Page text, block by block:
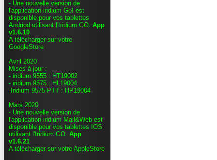
- Une nouvelle version de
l'application iridium Go! est
disponible pour vos tablettes
Andriod utilisant l'Iridium GO. App
v1.6.10
A télécharger sur votre
GoogleStore
Avril 2020
Mises à jour :
- iridium 9555 : HT19002
- iridium 9575 : HL19004
-Iridium 9575 PTT : HP19004
Mars 2020
- Une nouvelle version de
l'application iridium Mail&Web est
disponible pour vos tablettes IOS
utilisant l'Iridium GO. App
v1.6.21
A télécharger sur votre AppleStore